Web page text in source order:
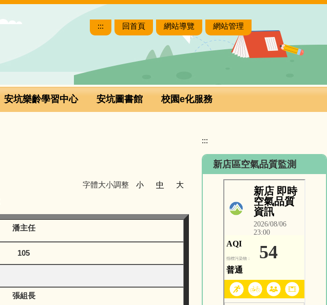
::: 回首頁 網站導覽 網站管理
安坑樂齡學習中心 安坑圖書館 校園e化服務
字體大小調整 小 中
大
潘主任
105
張組長
:::
新店區空氣品質監測